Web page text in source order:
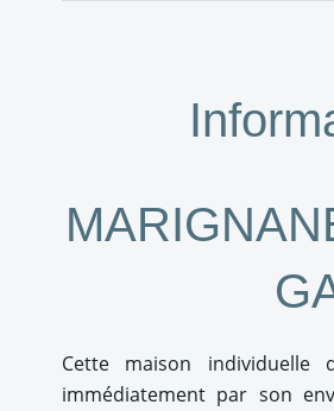
Cette maison
immédiatement par son